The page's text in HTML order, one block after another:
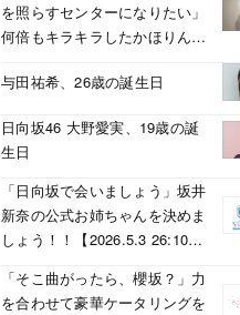
を照らすセンターになりたい」
何倍もキラキラしたかほりんが
与田祐希、26歳の誕生日
日向坂46 大野愛実、19歳の誕
生日
「日向坂で会いましょう」坂井
新奈の公式お姉ちゃんを決めま
しょう！！【2026.5.3 26:10〜
「そこ曲がったら、櫻坂？」力
を合わせて豪華ケータリングを